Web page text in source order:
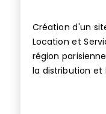
Création d'un
Location et
région
la distribution et